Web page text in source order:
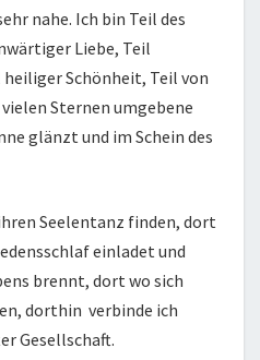
nahe. Ich bin Teil des
Liebe, Teil
Schönheit, Teil von
Sternen umgebene
glänzt und im Schein des
Seelentanz finden, dort
einladet und
brennt, dort wo sich
dorthin verbinde ich
Gesellschaft.